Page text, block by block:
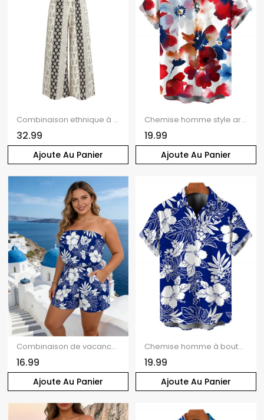
Ajoute Au Panier
Combinaison ethnique à rayures damassées, épaules dénudées et jambes larges
32.99
Ajoute Au Panier
Chemise homme style artiste français, à boutons, motif floral aquarelle colorblock
19.99
Ajoute Au Panier
Combinaison de vacances à Hawaï, imprimé floral tropical hibiscus et feuilles de monstera, poche, épaules dénudées
16.99
Ajoute Au Panier
Chemise homme à boutons, motif floral hibiscus tropical et feuilles de monstera, idéale pour les vacances à Hawaï
19.99